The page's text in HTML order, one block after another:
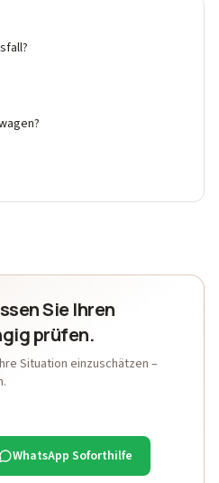
Sie Ihren
prüfen.
Situation einzuschätzen –
WhatsApp Soforthilfe